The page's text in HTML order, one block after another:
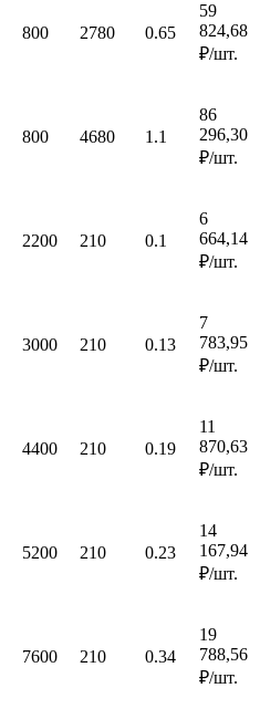
800 2780 0.65
59
824,68
₽/шт.
800 4680 1.1
86
296,30
₽/шт.
2200 210 0.1
6
664,14
₽/шт.
3000 210 0.13
7
783,95
₽/шт.
4400 210 0.19
11
870,63
₽/шт.
5200 210 0.23
14
167,94
₽/шт.
7600 210 0.34
19
788,56
₽/шт.